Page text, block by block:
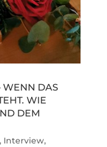
WENN DAS
WIE
DEM
, Interview,